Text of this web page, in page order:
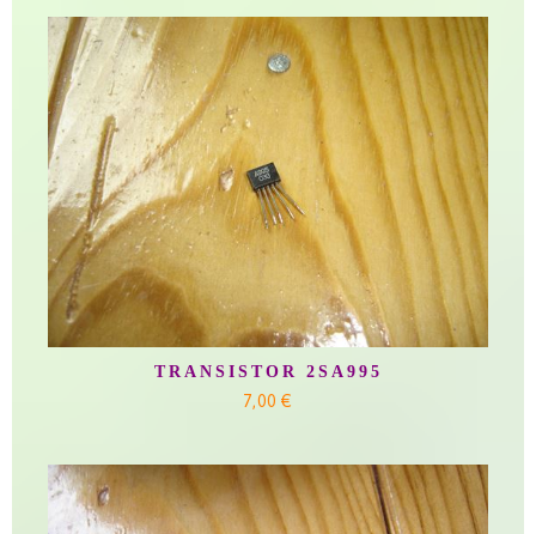
TRANSISTOR 2SA995
7,00 €